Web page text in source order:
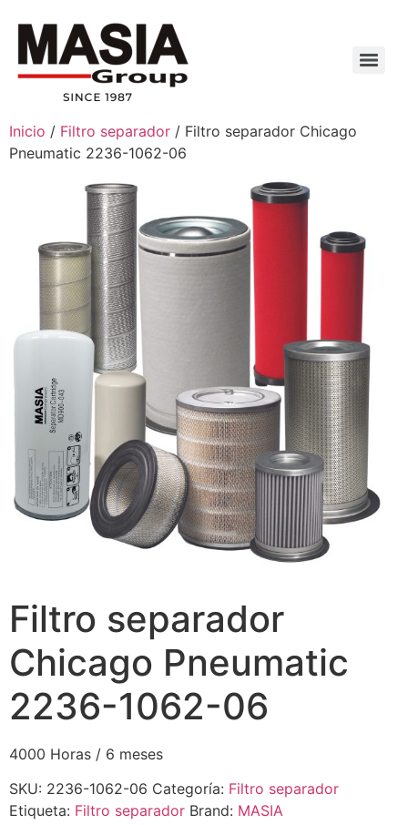
Inicio / Filtro separador / Filtro separador Chicago
Pneumatic 2236-1062-06
Filtro separador
Chicago Pneumatic
2236-1062-06
4000 Horas / 6 meses
SKU: 2236-1062-06 Categoría: Filtro separador
Etiqueta: Filtro separador Brand: MASIA